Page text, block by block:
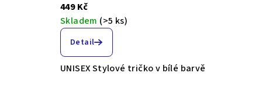
449 Kč
Skladem (>5 ks)
Detail
UNISEX Stylové tričko v bílé barvě